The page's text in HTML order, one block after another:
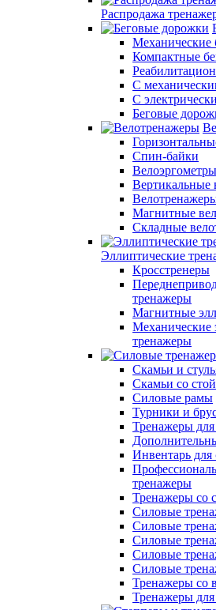
Распродажа
Механические
Компактные
С
С
Беговые
Спин-байки
Велоэргометры
Вертикальные
Магнитные
Складные
Эллиптические
Кросстренеры
тренажеры
Магнитные
Механические
тренажеры
Скамьи и
Скамьи со
Силовые рамы
Турники и
Тренажеры
Инвентарь
тренажеры
Тренажеры со
Силовые
Силовые
Силовые
Силовые
Силовые
Тренажеры со
Тренажеры